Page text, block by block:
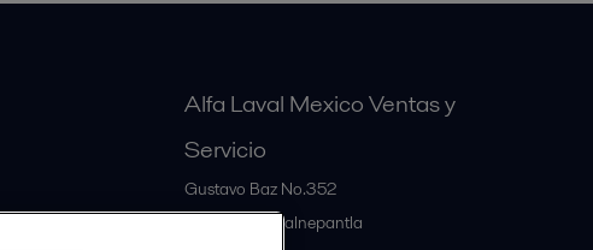
Alfa Laval Mexico Ventas y
Servicio
Gustavo Baz No.352
Tlalnepantla